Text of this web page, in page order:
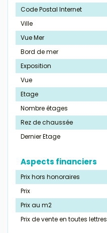
Code Postal Internet
Ville
Vue Mer
Bord de mer
Exposition
Vue
Etage
Nombre étages
Rez de chaussée
Dernier Etage
Aspects financiers
Prix hors honoraires
Prix
Prix au m2
Prix de vente en toutes lettres